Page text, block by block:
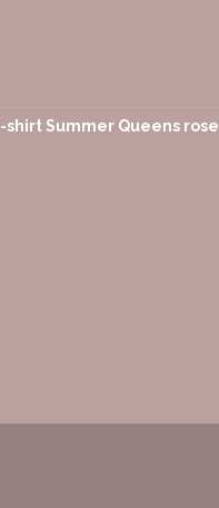
shirt Summer Queens rose